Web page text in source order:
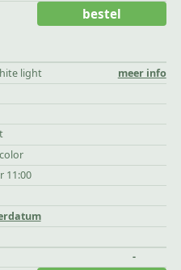
light
meer info
11:00
bestel
-